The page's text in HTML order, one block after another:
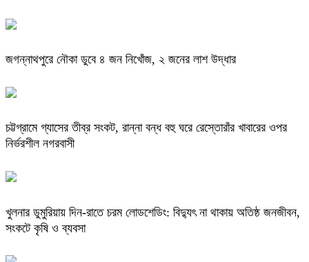
জগন্নাথপুরে নৌকা ডুবে ৪ জন নিখোঁজ, ২ জনের লাশ উদ্ধার
চট্টগ্রামে গ্যাসের তীব্র সংকট, রান্না বন্ধ বহু ঘরে রেস্তোরাঁর খাবারের ওপর
নির্ভরশীল নগরবাসী
খুলনার ডুমুরিয়ায় দিন-রাতে চরম লোডশেডিং: বিদ্যুৎ না থাকায় অতিষ্ঠ জনজীবন,
সংকটে কৃষি ও ব্যবসা